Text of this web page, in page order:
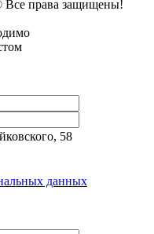
Все права защищены!
58
данных